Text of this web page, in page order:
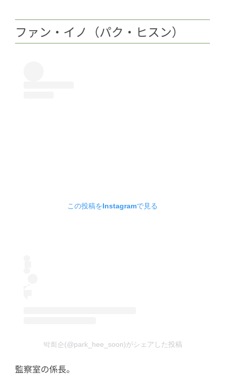
ファン・イノ（パク・ヒスン）
この投稿をInstagramで見る
박희순(@park_hee_soon)がシェアした投稿
監察室の係長。